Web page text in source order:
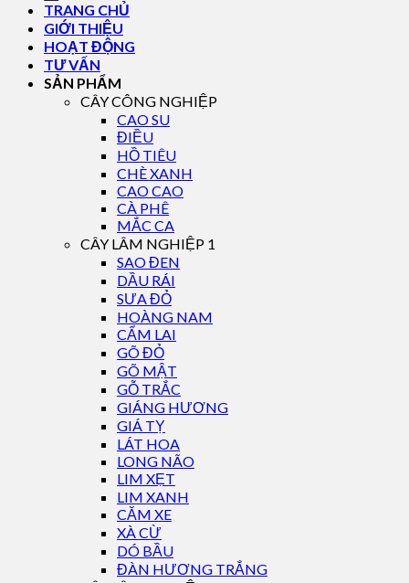
TRANG CHỦ
GIỚI THIỆU
HOẠT ĐỘNG
TƯ VẤN
SẢN PHẨM
CÂY CÔNG NGHIỆP
CAO SU
ĐIỀU
HỒ TIÊU
CHÈ XANH
CAO CAO
CÀ PHÊ
MẮC CA
CÂY LÂM NGHIỆP 1
SAO ĐEN
DẦU RÁI
SƯA ĐỎ
HOÀNG NAM
CẨM LAI
GÕ ĐỎ
GÕ MẬT
GỖ TRẮC
GIÁNG HƯƠNG
GIÁ TỴ
LÁT HOA
LONG NÃO
LIM XẸT
LIM XANH
CĂM XE
XÀ CỪ
DÓ BẦU
ĐÀN HƯƠNG TRẮNG